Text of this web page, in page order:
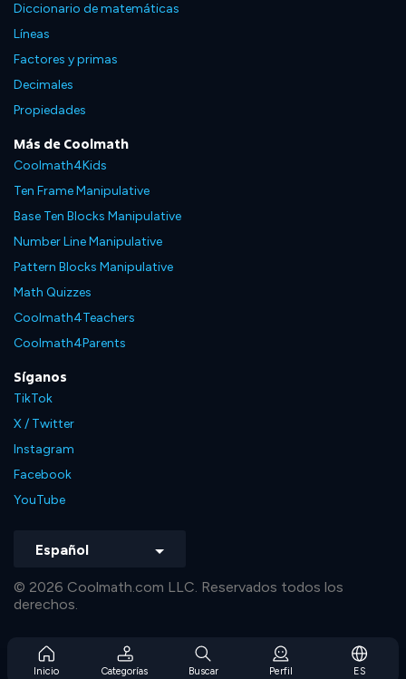
Inicio Categorías Buscar Perfil ES
Diccionario de matemáticas
Líneas
Factores y primas
Decimales
Propiedades
Más de Coolmath
Coolmath4Kids
Ten Frame Manipulative
Base Ten Blocks Manipulative
Number Line Manipulative
Pattern Blocks Manipulative
Math Quizzes
Coolmath4Teachers
Coolmath4Parents
Síganos
TikTok
X / Twitter
Instagram
Facebook
YouTube
Español
© 2026 Coolmath.com LLC. Reservados todos los
derechos.